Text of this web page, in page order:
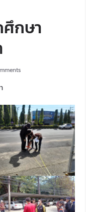
ศึกษา